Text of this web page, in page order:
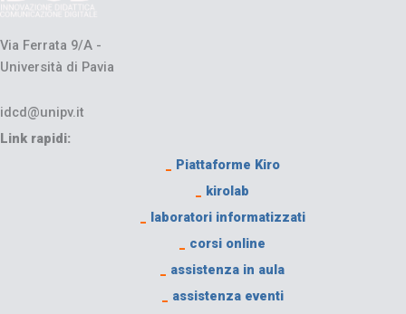
Via Ferrata 9/A -
Università di Pavia
idcd@unipv.it
Link rapidi:
Piattaforme Kiro
kirolab
laboratori informatizzati
corsi online
assistenza in aula
assistenza eventi